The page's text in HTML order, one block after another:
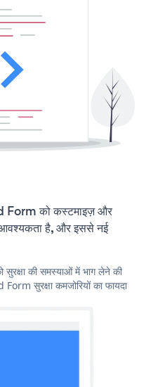
Form को कस्टमाइज़ और
है, और इससे नई
की समस्याओं में भाग लेने की
सुरक्षा कमजोरियों का फायदा